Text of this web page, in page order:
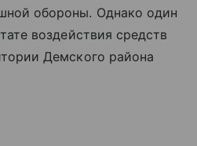
обороны. Однако один
воздействия средств
Демского района